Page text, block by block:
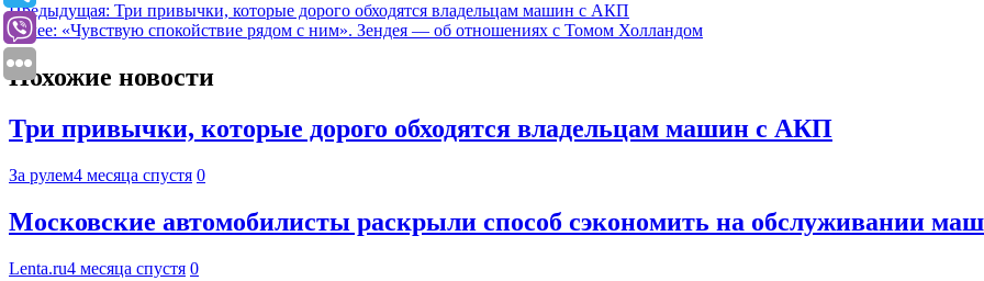
Предыдущая: Три привычки, которые дорого обходятся владельцам машин с АКП
Далее: «Чувствую спокойствие рядом с ним». Зендея — об отношениях с Томом Холландом
Похожие новости
Три привычки, которые дорого обходятся владельцам машин с АКП
За рулем4 месяца спустя 0
Московские автомобилисты раскрыли способ сэкономить на обслуживании
Lenta.ru4 месяца спустя 0